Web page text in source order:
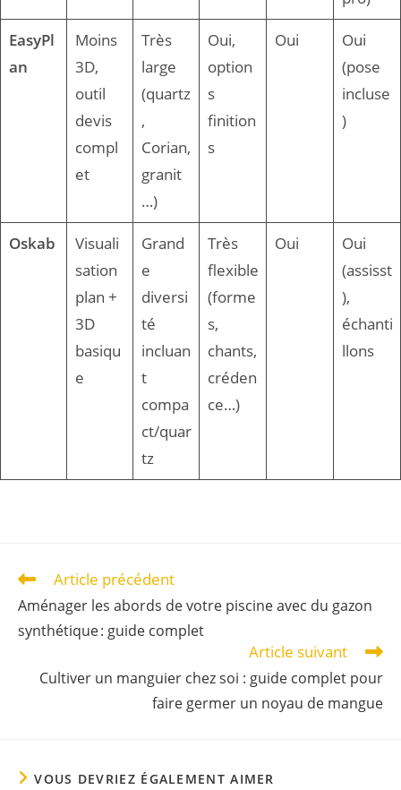
EasyPl
an
Moins
3D,
outil
devis
compl
et
Très
large
(quartz
,
Corian,
granit
…)
Oui,
option
s
finition
s
Oui
Oui
(pose
incluse
)
Oskab
Visuali
sation
plan +
3D
basiqu
e
Grand
e
diversi
té
incluan
t
compa
ct/quar
tz
Très
flexible
(forme
s,
chants,
créden
ce…)
Oui
Oui
(assisst
),
échanti
llons
Article précédent
Aménager les abords de votre piscine avec du gazon
synthétique : guide complet
Article suivant
Cultiver un manguier chez soi : guide complet pour
faire germer un noyau de mangue
VOUS DEVRIEZ ÉGALEMENT AIMER